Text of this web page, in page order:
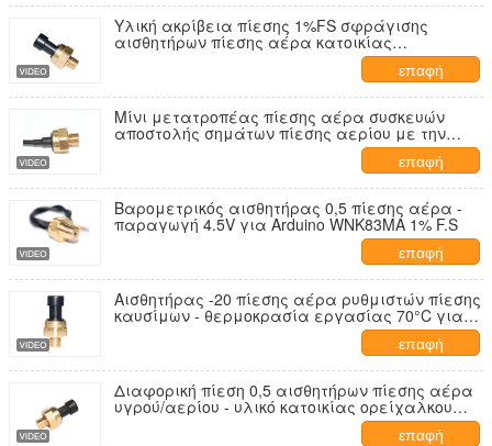
Υλική ακρίβεια πίεσης 1%FS σφράγισης
αισθητήρων πίεσης αέρα κατοικίας
επαφή
Μίνι μετατροπέας πίεσης αέρα συσκευών
αποστολής σημάτων πίεσης αερίου με την
προσαρμοσμένη ηλεκτρική σύνδεση
επαφή
Βαρομετρικός αισθητήρας 0,5 πίεσης αέρα -
παραγωγή 4.5V για Arduino WNK83MA 1% F.S
επαφή
Αισθητήρας -20 πίεσης αέρα ρυθμιστών πίεσης
καυσίμων - θερμοκρασία εργασίας 70°C για
επαφή
Διαφορική πίεση 0,5 αισθητήρων πίεσης αέρα
υγρού/αερίου - υλικό κατοικίας ορείχαλκου
επαφή